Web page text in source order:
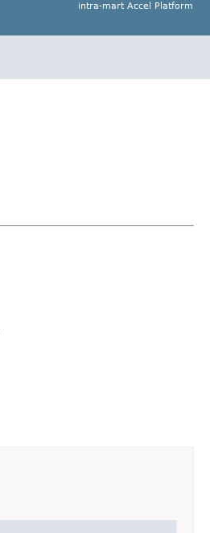
intra-mart Accel Platform